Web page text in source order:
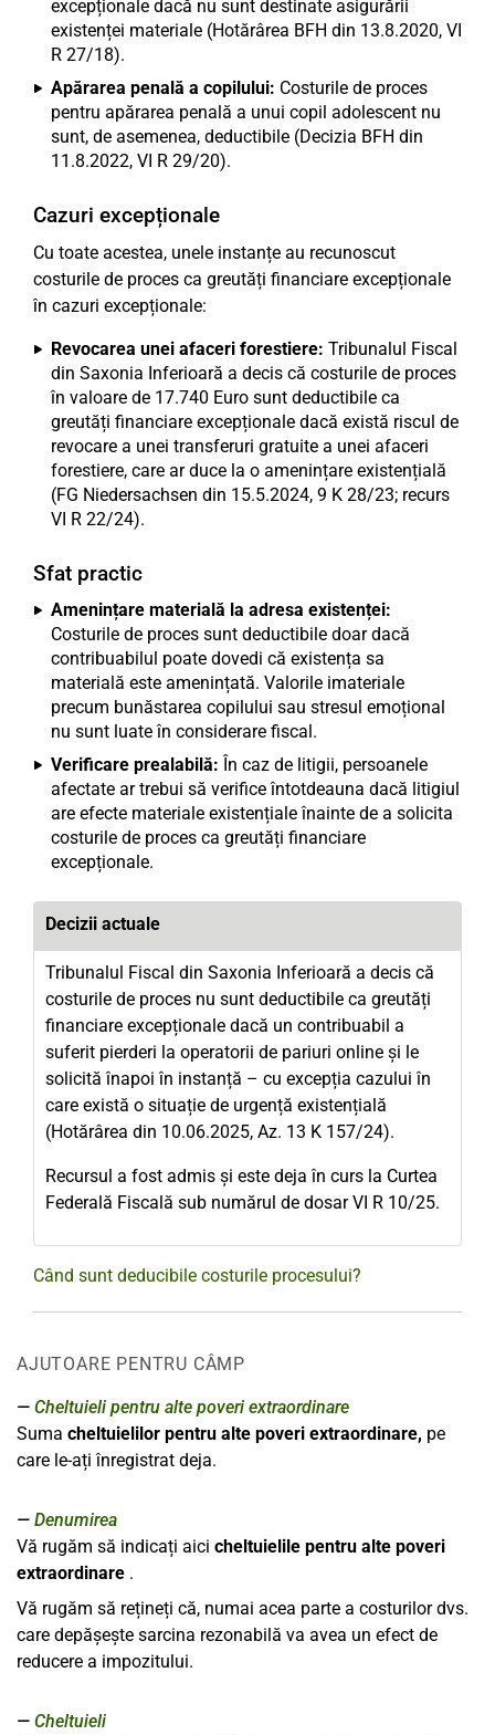
excepționale dacă nu sunt destinate asigurării
existenței materiale (Hotărârea BFH din 13.8.2020, VI
R 27/18).
Apărarea penală a copilului: Costurile de proces
pentru apărarea penală a unui copil adolescent nu
sunt, de asemenea, deductibile (Decizia BFH din
11.8.2022, VI R 29/20).
Cazuri excepționale
Cu toate acestea, unele instanțe au recunoscut
costurile de proces ca greutăți financiare excepționale
în cazuri excepționale:
Revocarea unei afaceri forestiere: Tribunalul Fiscal
din Saxonia Inferioară a decis că costurile de proces
în valoare de 17.740 Euro sunt deductibile ca
greutăți financiare excepționale dacă există riscul de
revocare a unei transferuri gratuite a unei afaceri
forestiere, care ar duce la o amenințare existențială
(FG Niedersachsen din 15.5.2024, 9 K 28/23; recurs
VI R 22/24).
Sfat practic
Amenințare materială la adresa existenței:
Costurile de proces sunt deductibile doar dacă
contribuabilul poate dovedi că existența sa
materială este amenințată. Valorile imateriale
precum bunăstarea copilului sau stresul emoțional
nu sunt luate în considerare fiscal.
Verificare prealabilă: În caz de litigii, persoanele
afectate ar trebui să verifice întotdeauna dacă litigiul
are efecte materiale existențiale înainte de a solicita
costurile de proces ca greutăți financiare
excepționale.
Decizii actuale
Tribunalul Fiscal din Saxonia Inferioară a decis că
costurile de proces nu sunt deductibile ca greutăți
financiare excepționale dacă un contribuabil a
suferit pierderi la operatorii de pariuri online și le
solicită înapoi în instanță – cu excepția cazului în
care există o situație de urgență existențială
(Hotărârea din 10.06.2025, Az. 13 K 157/24).
Recursul a fost admis și este deja în curs la Curtea
Federală Fiscală sub numărul de dosar VI R 10/25.
Când sunt deducibile costurile procesului?
AJUTOARE PENTRU CÂMP
Cheltuieli pentru alte poveri extraordinare
Suma cheltuielilor pentru alte poveri extraordinare, pe
care le-ați înregistrat deja.
Denumirea
Vă rugăm să indicați aici cheltuielile pentru alte poveri
extraordinare .
Vă rugăm să rețineți că, numai acea parte a costurilor dvs.
care depășește sarcina rezonabilă va avea un efect de
reducere a impozitului.
Cheltuieli